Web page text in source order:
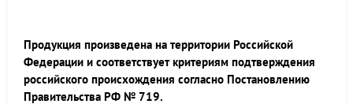
Продукция произведена на территории Российской
Федерации и соответствует критериям подтверждения
российского происхождения согласно Постановлению
Правительства РФ № 719.